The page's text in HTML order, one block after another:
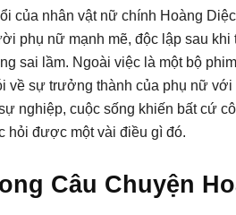
của nhân vật nữ chính Hoàng
phụ nữ mạnh mẽ, độc lập sau khi
sai lầm. Ngoài việc là một bộ
về sự trưởng thành của phụ nữ với
nghiệp, cuộc sống khiến bất cứ
hỏi được một vài điều gì đó.
Câu Chuyện